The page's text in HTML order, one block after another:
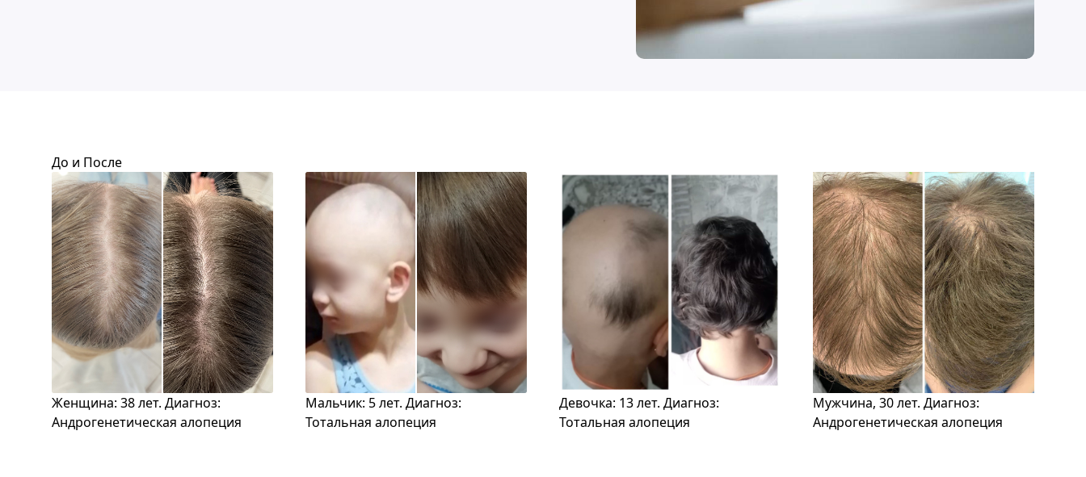
До и После
Женщина: 38 лет. Диагноз:
Андрогенетическая алопеция
Мальчик: 5 лет. Диагноз:
Тотальная алопеция
Девочка: 13 лет. Диагноз:
Тотальная алопеция
Мужчина, 30 лет. Диагноз:
Андрогенетическая алопеция